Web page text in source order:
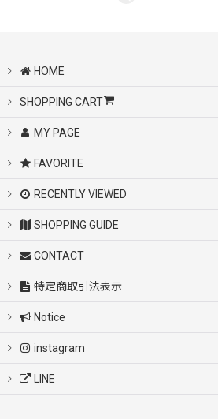
HOME
SHOPPING CART
MY PAGE
FAVORITE
RECENTLY VIEWED
SHOPPING GUIDE
CONTACT
特定商取引法表示
Notice
instagram
LINE